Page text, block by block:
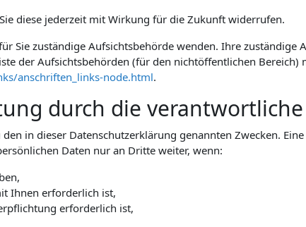
diese jederzeit mit Wirkung für die Zukunft widerrufen.
Sie zuständige Aufsichtsbehörde wenden. Ihre
der Aufsichtsbehörden (für den nichtöffentlichen Bereich)
anschriften_links-node.html.
durch die
in dieser Datenschutzerklärung genannten Zwecken.
Daten nur an Dritte weiter, wenn:
Ihnen erforderlich ist,
erforderlich ist,